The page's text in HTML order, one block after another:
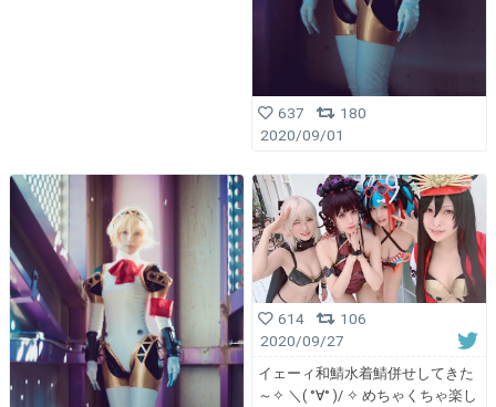
637
180
2020/09/01
614
106
2020/09/27
イェーィ和鯖水着鯖併せしてきた
～✧ ＼( °∀° )/ ✧ めちゃくちゃ楽し